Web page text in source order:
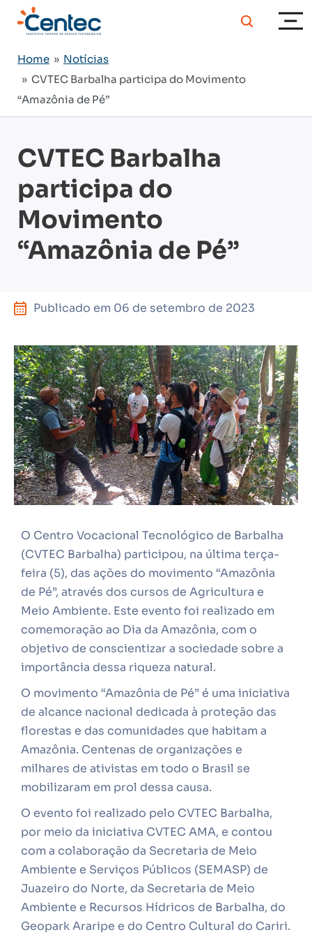
Home » Notícias
» CVTEC Barbalha participa do Movimento
“Amazônia de Pé”
CVTEC Barbalha
participa do
Movimento
“Amazônia de Pé”
Publicado em 06 de setembro de 2023
O Centro Vocacional Tecnológico de Barbalha
(CVTEC Barbalha) participou, na última terça-
feira (5), das ações do movimento “Amazônia
de Pé”, através dos cursos de Agricultura e
Meio Ambiente. Este evento foi realizado em
comemoração ao Dia da Amazônia, com o
objetivo de conscientizar a sociedade sobre a
importância dessa riqueza natural.
O movimento “Amazônia de Pé” é uma iniciativa
de alcance nacional dedicada à proteção das
florestas e das comunidades que habitam a
Amazônia. Centenas de organizações e
milhares de ativistas em todo o Brasil se
mobilizaram em prol dessa causa.
O evento foi realizado pelo CVTEC Barbalha,
por meio da iniciativa CVTEC AMA, e contou
com a colaboração da Secretaria de Meio
Ambiente e Serviços Públicos (SEMASP) de
Juazeiro do Norte, da Secretaria de Meio
Ambiente e Recursos Hídricos de Barbalha, do
Geopark Araripe e do Centro Cultural do Cariri.